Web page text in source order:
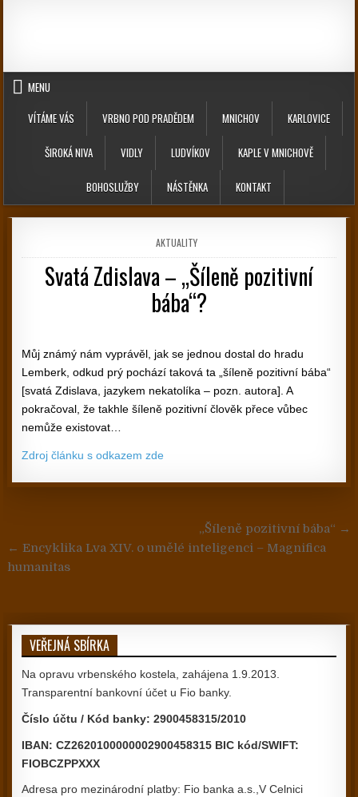
MENU
VÍTÁME VÁS
VRBNO POD PRADĚDEM MNICHOV KARLOVICE
ŠIROKÁ NIVA VIDLY LUDVÍKOV KAPLE V MNICHOVĚ
BOHOSLUŽBY NÁSTĚNKA KONTAKT
POSTED IN
AKTUALITY
Svatá Zdislava – „Šíleně pozitivní
bába“?
Můj známý nám vyprávěl, jak se jednou dostal do hradu
Lemberk, odkud prý pochází taková ta „šíleně pozitivní bába“
[svatá Zdislava, jazykem nekatolíka – pozn. autora]. A
pokračoval, že takhle šíleně pozitivní člověk přece vůbec
nemůže existovat…
Zdroj článku s odkazem zde
Navigace pro příspěvek„Šíleně pozitivní bába“ →
← Encyklika Lva XIV. o umělé inteligenci – Magnifica
humanitas
VEŘEJNÁ SBÍRKA
Na opravu vrbenského kostela, zahájena 1.9.2013.
Transparentní bankovní účet u Fio banky.
Číslo účtu / Kód banky: 2900458315/2010
IBAN: CZ2620100000002900458315 BIC kód/SWIFT:
FIOBCZPPXXX
Adresa pro mezinárodní platby: Fio banka a.s.,V Celnici